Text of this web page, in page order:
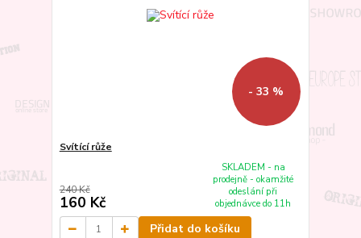
- 33 %
Svítící růže
240 Kč
160 Kč
SKLADEM - na
prodejně - okamžité
odeslání při
objednávce do 11h
Přidat do košíku